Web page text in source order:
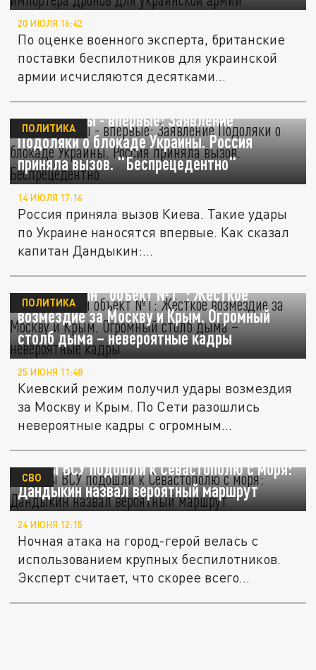
20 ИЮЛЯ 16:42
По оценке военного эксперта, британские
поставки беспилотников для украинской
армии исчисляются десятками...
Такие удары - впервые: Заявление
Подоляки о блокаде Украины. Россия
приняла вызов. "Беспрецедентно"
ПОЛИТИКА
14 ИЮЛЯ 17:16
Россия приняла вызов Киева. Такие удары
по Украине наносятся впервые. Как сказал
капитан Дандыкин:...
Ого. Взорван "объект №1": Жёсткое
возмездие за Москву и Крым. Огромный
столб дыма – невероятные кадры
ПОЛИТИКА
25 ИЮНЯ 11:48
Киевский режим получил удары возмездия
за Москву и Крым. По Сети разошлись
невероятные кадры с огромным...
Дроны ВСУ подошли к Севастополю с моря:
Дандыкин назвал вероятный маршрут
СВО
24 ИЮНЯ 12:15
Ночная атака на город-герой велась с
использованием крупных беспилотников.
Эксперт считает, что скорее всего...